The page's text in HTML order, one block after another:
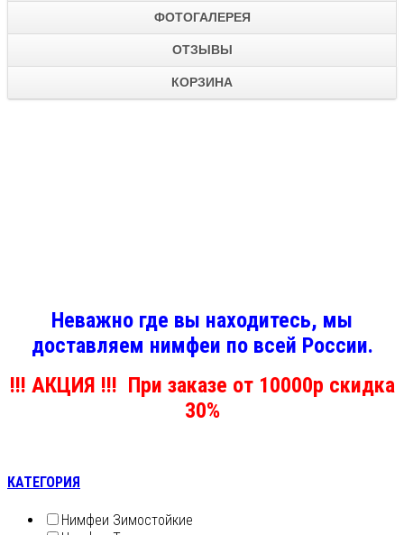
ФОТОГАЛЕРЕЯ
ОТЗЫВЫ
КОРЗИНА
Неважно где вы находитесь, мы
доставляем нимфеи по всей России.
!!! АКЦИЯ !!! При заказе от 10000р скидка
30%
КАТЕГОРИЯ
Нимфеи Зимостойкие